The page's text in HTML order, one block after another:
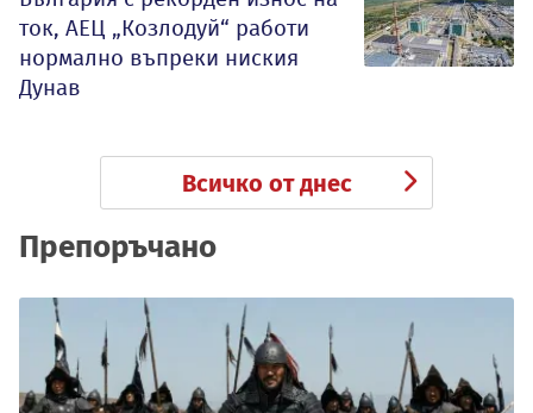
ток, АЕЦ „Козлодуй“ работи
нормално въпреки ниския
Дунав
Всичко от днес
Препоръчано